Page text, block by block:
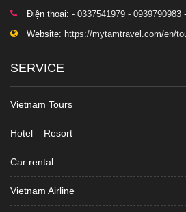
Điện thoại: - 0337541979 - 0939790983
Website: https://mytamtravel.com/en/
SERVICE
Vietnam Tours
Hotel – Resort
Car rental
Vietnam Airline